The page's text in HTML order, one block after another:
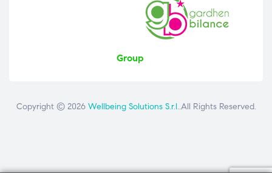
Group
Copyright © 2026 Wellbeing Solutions S.r.l..All Rights Reserved.